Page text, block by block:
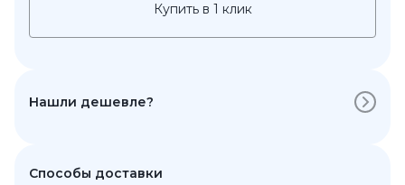
Купить в 1 клик
Нашли дешевле?
Способы доставки